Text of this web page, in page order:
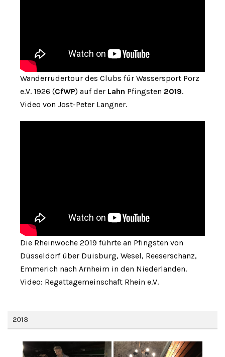
Wanderrudertour des Clubs für Wassersport Porz
e.V. 1926 (CfWP) auf der Lahn Pfingsten 2019.
Video von Jost-Peter Langner.
Die Rheinwoche 2019 führte an Pfingsten von
Düsseldorf über Duisburg, Wesel, Reeserschanz,
Emmerich nach Arnheim in den Niederlanden.
Video: Regattagemeinschaft Rhein e.V.
2018